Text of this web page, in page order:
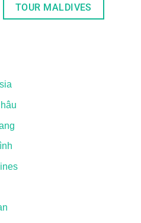
TOUR MALDIVES